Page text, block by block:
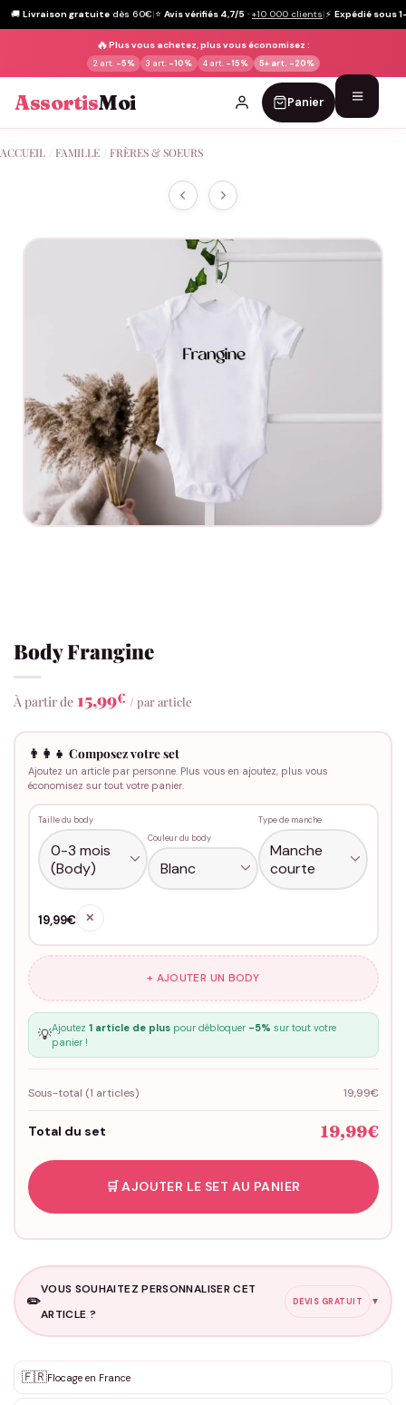
🚚 Livraison gratuite dès 60€|⭐ Avis vérifiés 4,7/5 · +10 000 clients|⚡ Expédié sous
🔥Plus vous achetez, plus vous économisez :
2 art. -5% 3 art. -10% 4 art. -15% 5+ art. -20%
AssortisMoi Panier
au
ACCUEIL FAMILLE FRÈRES & SOEURS
Body Frangine
À partir de 15,99€ / par article
👨‍👩‍👧 Composez votre set
Ajoutez un article par personne. Plus vous en ajoutez, plus vous
économisez sur tout votre panier.
Taille du body
Couleur du body
Type de manche
19,99€ ✕
+ AJOUTER UN BODY
💡Ajoutez 1 article de pluspour débloquer -5% sur tout votre
panier !
Sous-total (1 articles) 19,99€
Total du set 19,99€
🛒 AJOUTER LE SET AU PANIER
✏️
VOUS SOUHAITEZ PERSONNALISER CET
ARTICLE ?
DEVIS GRATUIT ▼
✨ Personnalisation sur mesure
DEVIS GRATUIT · Personnalisation de 3 à 10€ selon la demande
🇫🇷Flocage en France